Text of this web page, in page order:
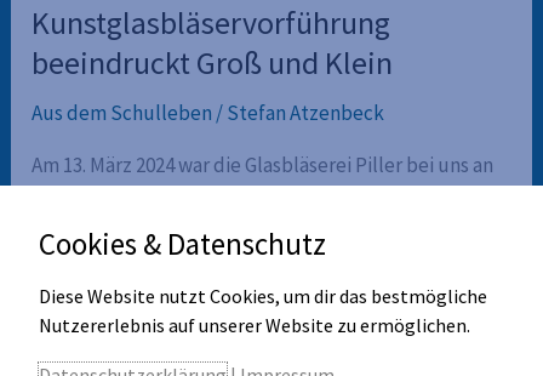
Kunstglasbläservorführung
beeindruckt Groß und Klein
Aus dem Schulleben /Stefan Atzenbeck
Am 13. März 2024 war die Glasbläserei Piller bei uns an
Karl-Heinz Piller des oberfränkischen Familienbetriebs
Gegenstände aus dem Rohmaterial Glas in
mundgeblasener Handarbeit hergestellt werden. In
der 45-minütigen Vorstellung bekamen die Kinder
Cookies & Datenschutz
Diese Website nutzt Cookies, um dir das bestmögliche
Nutzererlebnis auf unserer Website zu ermöglichen.